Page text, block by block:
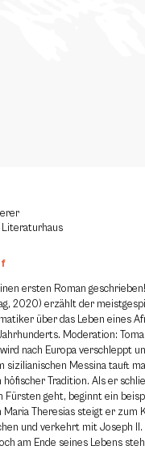
ersten Roman
2020) erzählt der
über das Leben eines
Moderation:
nach Europa verschleppt
sizilianischen Messina tauft
Tradition. Als er
Fürsten geht, beginnt ein
Maria Theresias steigt er zum
und verkehrt mit Joseph II.
am Ende seines Lebens